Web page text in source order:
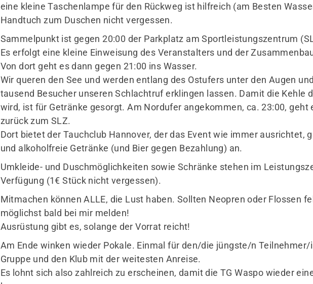
eine kleine Taschenlampe für den Rückweg ist hilfreich (am Besten
Handtuch zum Duschen nicht vergessen.
Sammelpunkt ist gegen 20:00 der Parkplatz am Sportleistungszentrum
Es erfolgt eine kleine Einweisung des Veranstalters und der
Von dort geht es dann gegen 21:00 ins Wasser.
Wir queren den See und werden entlang des Ostufers unter den Augen
tausend Besucher unseren Schlachtruf erklingen lassen. Damit die Kehle
wird, ist für Getränke gesorgt. Am Nordufer angekommen, ca. 23:00, geht
zurück zum SLZ.
Dort bietet der Tauchclub Hannover, der das Event wie immer ausrichtet,
und alkoholfreie Getränke (und Bier gegen Bezahlung) an.
Umkleide- und Duschmöglichkeiten sowie Schränke stehen im
Verfügung (1€ Stück nicht vergessen).
Mitmachen können ALLE, die Lust haben. Sollten Neopren oder Flossen
möglichst bald bei mir melden!
Ausrüstung gibt es, solange der Vorrat reicht!
Am Ende winken wieder Pokale. Einmal für den/die jüngste/n Teilnehmer/
Gruppe und den Klub mit der weitesten Anreise.
Es lohnt sich also zahlreich zu erscheinen, damit die TG Waspo wieder